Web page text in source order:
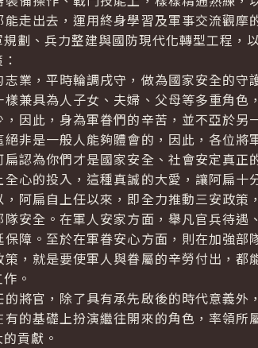
走出去，運用終身學習及軍事交流觀
劃、兵力整建與國防現代化轉型工程，
業，平時輪調戌守，做為國家安全的守
兼具為人子女、夫婦、父母等多重角色
因此，身為軍眷們的辛苦，並不亞於另
非是一般人能夠體會的，因此，各位
認為你們才是國家安全、社會安定真正
心的投入，這種真誠的大愛，讓阿扁十
阿扁自上任以來，即全力推動三安政策
安全。在軍人安家方面，舉凡官兵待遇
障。至於在軍眷安心方面，則在加強部
，就是要使軍人與眷屬的辛勞付出，
。
將官，除了具有承先啟後的時代意義外
的基礎上扮演繼往開來的角色，率領所
貢獻。